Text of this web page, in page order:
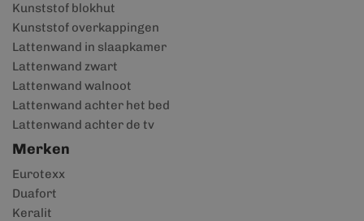
Kunststof blokhut
Kunststof overkappingen
Lattenwand in slaapkamer
Lattenwand zwart
Lattenwand walnoot
Lattenwand achter het bed
Lattenwand achter de tv
Merken
Eurotexx
Duafort
Keralit